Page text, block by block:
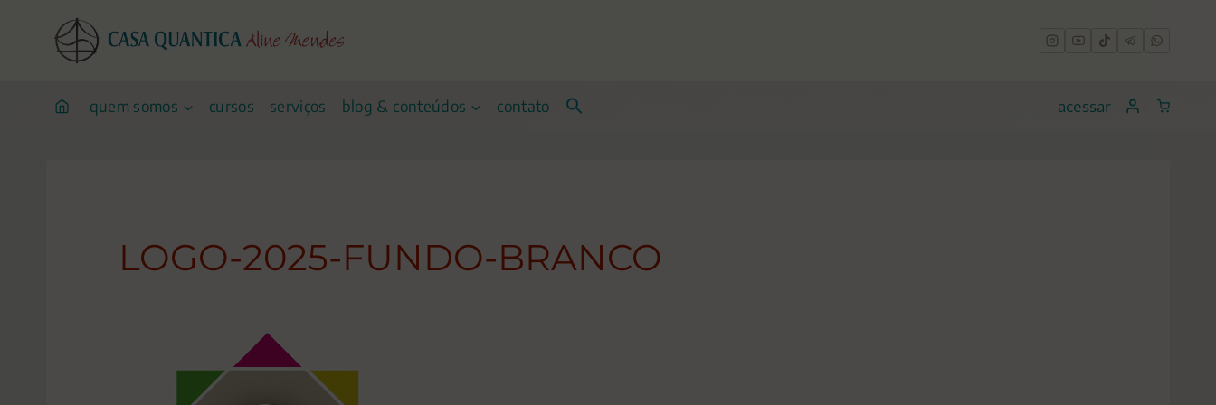
quem somos cursos serviços blog & conteúdos contato acessar
LOGO-2025-FUNDO-BRANCO